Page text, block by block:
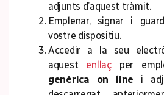
adjunts d’aquest tràmit.
Emplenar, signar i
vostre dispositiu.
Accedir a la seu
aquest enllaçper
genèrica on line i